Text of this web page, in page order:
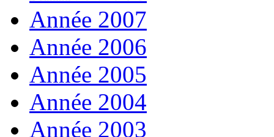
Année 2007
Année 2006
Année 2005
Année 2004
Année 2003